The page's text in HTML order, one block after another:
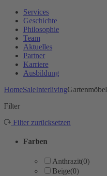
Services
Geschichte
Philosophie
Team
Aktuelles
Partner
Karriere
Ausbildung
HomeSaleInterlivingGartenmöbel
Filter
Filter zurücksetzen
Farben
Anthrazit(0)
Beige(0)